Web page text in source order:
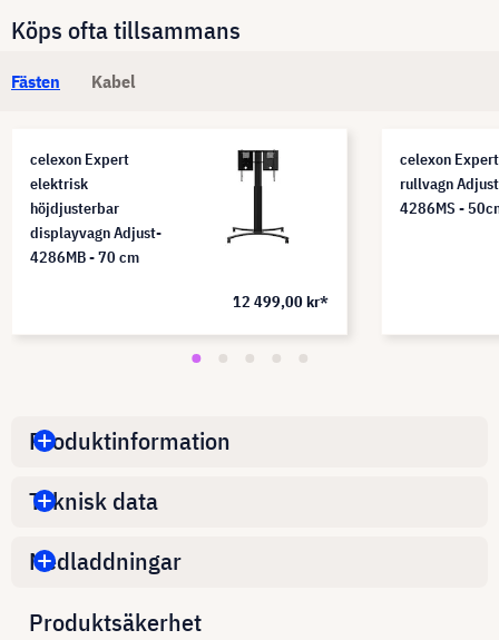
Köps ofta tillsammans
Fästen Kabel
celexon Expert
elektrisk
höjdjusterbar
displayvagn Adjust-
4286MB - 70 cm
12 499,00 kr*
celexon Expert
rullvagn
4286MS -
Produktinformation
Teknisk data
Nedladdningar
Produktsäkerhet